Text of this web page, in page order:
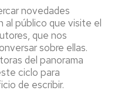
novedades
al público que visite el
que nos
sobre ellas.
del panorama
ciclo para
de escribir.